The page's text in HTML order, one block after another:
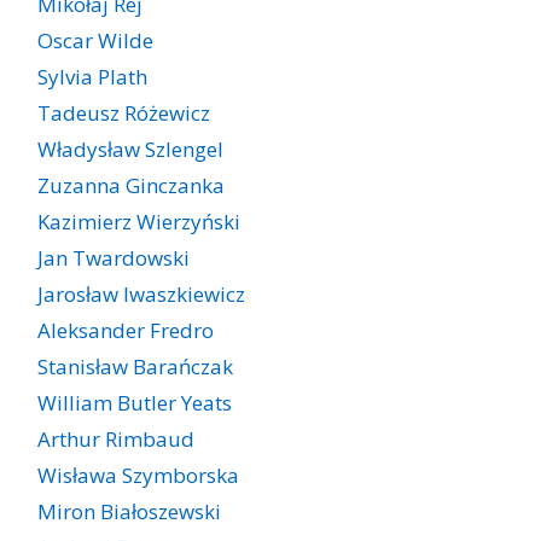
Oscar Wilde
Sylvia Plath
Tadeusz Różewicz
Władysław Szlengel
Zuzanna Ginczanka
Kazimierz Wierzyński
Jan Twardowski
Jarosław Iwaszkiewicz
Aleksander Fredro
Stanisław Barańczak
William Butler Yeats
Arthur Rimbaud
Wisława Szymborska
Miron Białoszewski